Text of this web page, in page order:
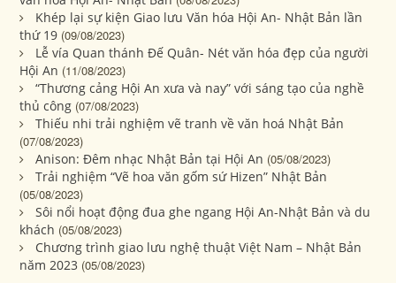
Khép lại sự kiện Giao lưu Văn hóa Hội An- Nhật Bản lần
thứ 19 (09/08/2023)
Lễ vía Quan thánh Đế Quân- Nét văn hóa đẹp của người
Hội An (11/08/2023)
“Thương cảng Hội An xưa và nay” với sáng tạo của nghề
thủ công (07/08/2023)
Thiếu nhi trải nghiệm vẽ tranh về văn hoá Nhật Bản
(07/08/2023)
Anison: Đêm nhạc Nhật Bản tại Hội An (05/08/2023)
Trải nghiệm “Vẽ hoa văn gốm sứ Hizen” Nhật Bản
(05/08/2023)
Sôi nổi hoạt động đua ghe ngang Hội An-Nhật Bản và du
khách (05/08/2023)
Chương trình giao lưu nghệ thuật Việt Nam – Nhật Bản
năm 2023 (05/08/2023)